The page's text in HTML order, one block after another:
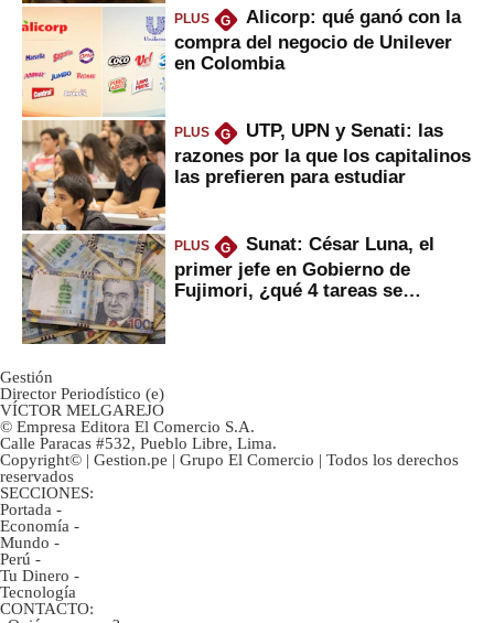
PLUS G
Alicorp: qué ganó con la
compra del negocio de Unilever
en Colombia
PLUS G
UTP, UPN y Senati: las
razones por la que los capitalinos
las prefieren para estudiar
PLUS G
Sunat: César Luna, el
primer jefe en Gobierno de
Fujimori, ¿qué 4 tareas se
Gestión
Director Periodístico (e)
VÍCTOR MELGAREJO
© Empresa Editora El Comercio S.A.
Calle Paracas #532, Pueblo Libre, Lima.
Copyright© | Gestion.pe | Grupo El Comercio | Todos los derechos
reservados
SECCIONES:
Portada -
Economía -
Mundo -
Perú -
Tu Dinero -
Tecnología
CONTACTO: